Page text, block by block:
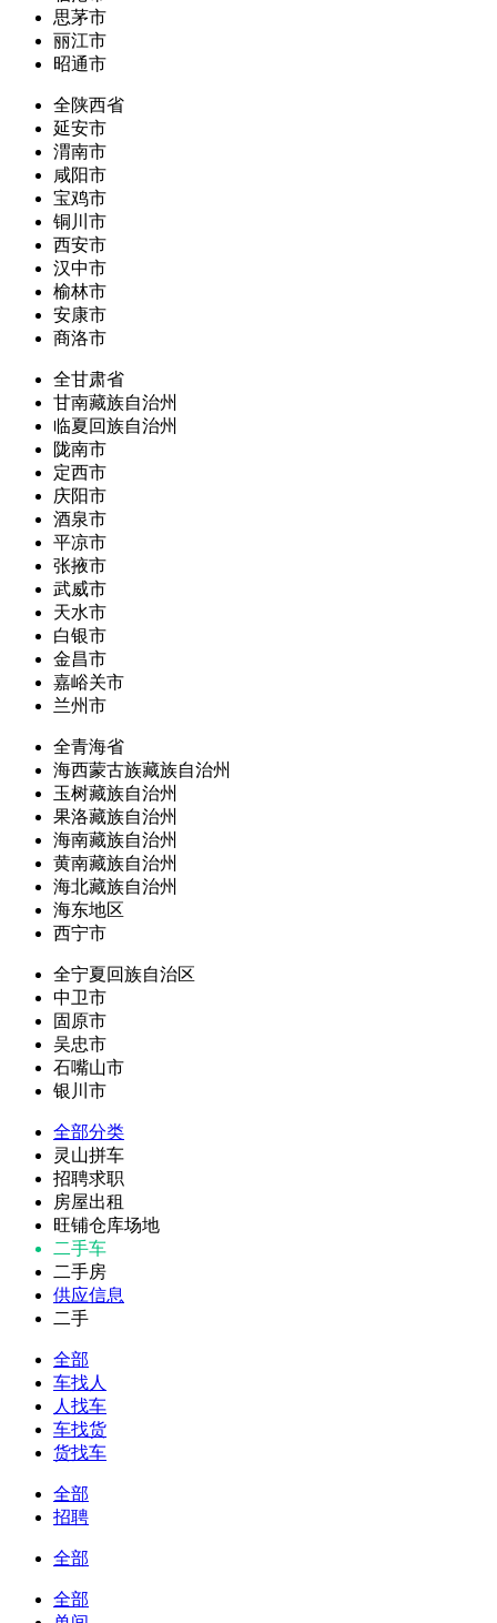
思茅市
丽江市
昭通市
全陕西省
延安市
渭南市
咸阳市
宝鸡市
铜川市
西安市
汉中市
榆林市
安康市
商洛市
全甘肃省
甘南藏族自治州
临夏回族自治州
陇南市
定西市
庆阳市
酒泉市
平凉市
张掖市
武威市
天水市
白银市
金昌市
嘉峪关市
兰州市
全青海省
海西蒙古族藏族自治州
玉树藏族自治州
果洛藏族自治州
海南藏族自治州
黄南藏族自治州
海北藏族自治州
海东地区
西宁市
全宁夏回族自治区
中卫市
固原市
吴忠市
石嘴山市
银川市
全部分类
灵山拼车
招聘求职
房屋出租
旺铺仓库场地
二手车
二手房
供应信息
二手
全部
车找人
人找车
车找货
货找车
全部
招聘
全部
全部